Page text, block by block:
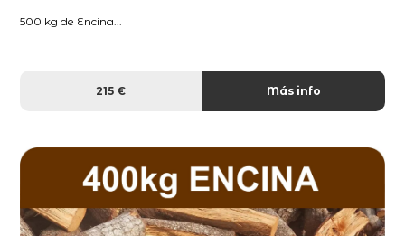
500 kg de Encina...
215 € Más info